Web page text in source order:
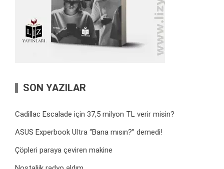
SON YAZILAR
Cadillac Escalade için 37,5 milyon TL verir misin?
ASUS Experbook Ultra “Bana mısın?” demedi!
Çöpleri paraya çeviren makine